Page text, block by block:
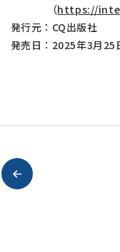
（https://
発行元：CQ出版社
発売日：2025年3月25